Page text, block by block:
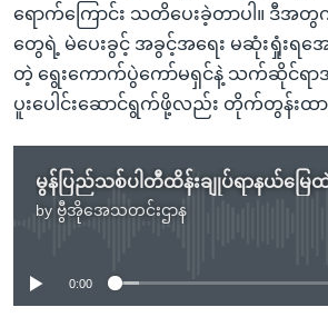
ရောက်ကြောင်း သတိပေးခဲ့တာပါ။ ဒီအ
တွေရဲ့ မဲပေးခွင့် အခွင့်အရေး မဆုံးရှုံးရအ
တဲ့ ရွေးကောက်ပွဲကော်မရှင်နဲ့ သက်ဆိုင်ရာ
ပူးပေါင်းဆောင်ရွက်ဖို့လည်း တိုက်တွန်းထာ
by ဗွီအိုအေသတင်းဌာန
No media source currently
0:00